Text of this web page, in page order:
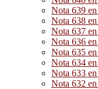
Nota 639
Nota 638
Nota 637
Nota 636
Nota 635
Nota 634
Nota 633
Nota 632